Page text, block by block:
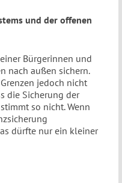
und der offenen
Bürgerinnen und
nach außen sichern.
jedoch nicht
die Sicherung der
so nicht. Wenn
dürfte nur ein kleiner